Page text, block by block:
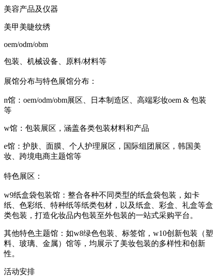
美容产品及仪器
美甲美睫纹绣
oem/odm/obm
包装、机械设备、原料/材料等
展馆分布与特色展馆分布：
n馆：oem/odm/obm展区、日本制造区、高端彩妆oem & 包装
等
w馆：包装展区，涵盖各类包装材料和产品
e馆：护肤、面膜、个人护理展区，国际组团展区，韩国美
妆、跨境电商主题馆等
特色展区：
w9纸盒袋包装馆：整合各种不同类型的纸盒袋包装，如卡
纸、色彩纸、特种纸等纸类包材，以及纸盒、彩盒、礼盒等盒
类包装，打造化妆品内包装至外包装的一站式采购平台。
其他特色主题馆：如w8绿色包装、标签馆，w10创新包装（塑
料、玻璃、金属）馆等，均展示了美妆包装的多样性和创新
性。
活动安排